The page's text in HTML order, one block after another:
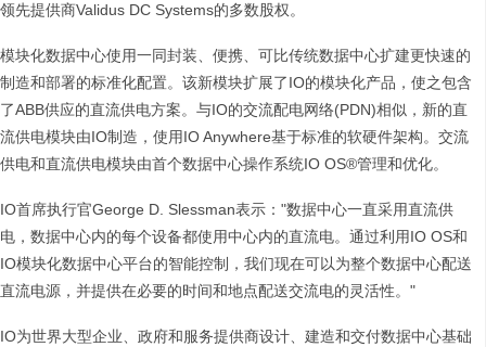
领先提供商Validus DC Systems的多数股权。
模块化数据中心使用一同封装、便携、可比传统数据中心扩建更快速的
制造和部署的标准化配置。该新模块扩展了IO的模块化产品，使之包含
了ABB供应的直流供电方案。与IO的交流配电网络(PDN)相似，新的直
流供电模块由IO制造，使用IO Anywhere基于标准的软硬件架构。交流
供电和直流供电模块由首个数据中心操作系统IO OS®管理和优化。
IO首席执行官George D. Slessman表示："数据中心一直采用直流供
电，数据中心内的每个设备都使用中心内的直流电。通过利用IO OS和
IO模块化数据中心平台的智能控制，我们现在可以为整个数据中心配送
直流电源，并提供在必要的时间和地点配送交流电的灵活性。"
IO为世界大型企业、政府和服务提供商设计、建造和交付数据中心基础